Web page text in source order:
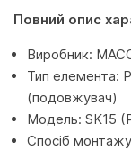
Повний опис
Виробник:
Тип елемента:
(подовжувач)
Модель: SK15
Спосіб